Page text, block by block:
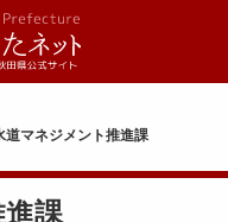
道マネジメント推進課
課